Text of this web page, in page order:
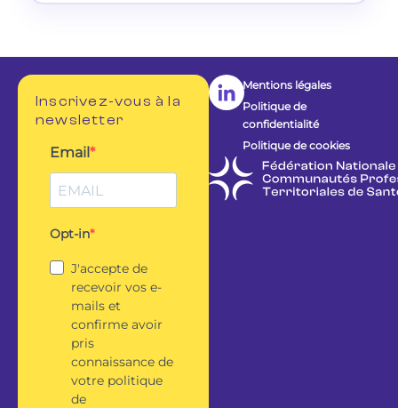
Mentions légales
Politique de
confidentialité
Politique de cookies
Inscrivez-vous à la
newsletter
Email
Opt-in
J'accepte de
recevoir vos e-
mails et
confirme avoir
pris
connaissance de
votre politique
de